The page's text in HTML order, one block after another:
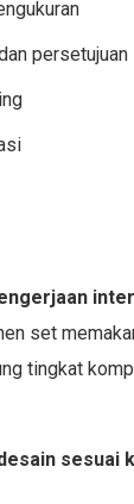
persetujuan
set
tingkat
sesuai